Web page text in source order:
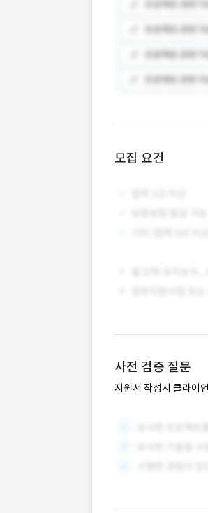
모집 요건
사전 검증 질문
지원서 작성시 클라이